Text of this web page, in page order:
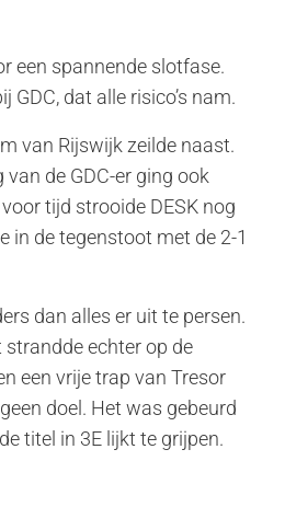
een spannende slotfase.
GDC, dat alle risico’s nam.
van Rijswijk zeilde naast.
de GDC-er ging ook
tijd strooide DESK nog
in de tegenstoot met de 2-1
dan alles er uit te persen.
strandde echter op de
een vrije trap van Tresor
doel. Het was gebeurd
titel in 3E lijkt te grijpen.